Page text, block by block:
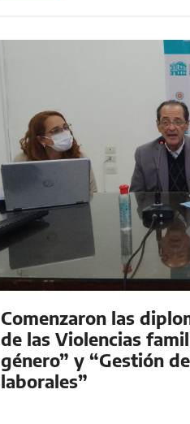
Comenzaron las
de las Violencias
género” y “Gestión
laborales”